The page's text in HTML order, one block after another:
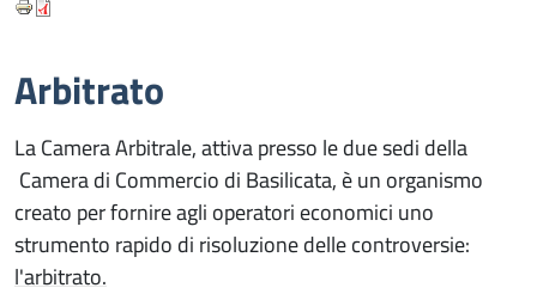
Arbitrato
La Camera Arbitrale, attiva presso le due sedi della
Camera di Commercio di Basilicata, è un organismo
creato per fornire agli operatori economici uno
strumento rapido di risoluzione delle controversie:
l'arbitrato.